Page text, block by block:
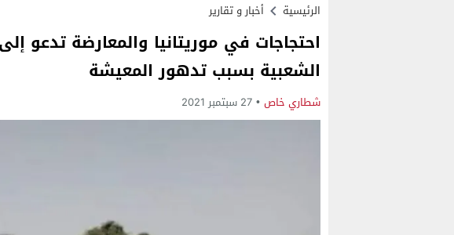
الرئيسية أخبار و تقارير
احتجاجات في موريتانيا والمعارضة تدعو
الشعبية بسبب تدهور المعيشة
شطاري خاص 27 سبتمبر 2021